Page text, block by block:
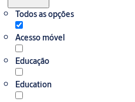
Todos as opções
Acesso móvel
Educação
Education